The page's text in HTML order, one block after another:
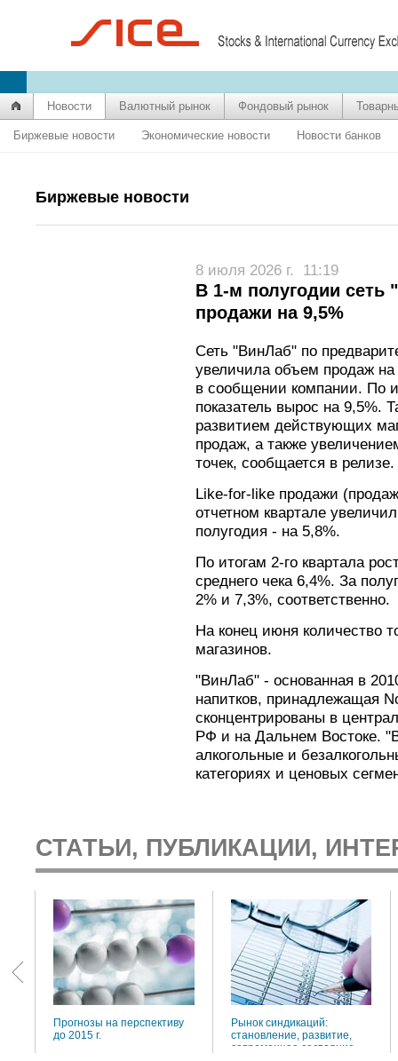
Новости Валютный рынок Фондовый рынок
Биржевые новости Экономические новости Новости банков
Биржевые новости
8 июля 2026 г. 11:19
В 1-м полугодии сеть
продажи на 9,5%
Сеть "ВинЛаб" по
увеличила объем продаж
в сообщении компании. По
показатель вырос на 9,5%.
развитием действующих
продаж, а также
точек, сообщается в релизе.
Like-for-like продажи
отчетном квартале
полугодия - на 5,8%.
По итогам 2-го квартала
среднего чека 6,4%. За
2% и 7,3%, соответственно.
На конец июня количество
магазинов.
"ВинЛаб" - основанная в
напитков, принадлежащая
сконцентрированы в
РФ и на Дальнем Востоке.
алкогольные и
категориях и ценовых
СТАТЬИ, ПУБЛИКАЦИИ,
Прогнозы на перспективу
до 2015 г.
Рынок синдикаций:
становление, развитие,
современное состояние